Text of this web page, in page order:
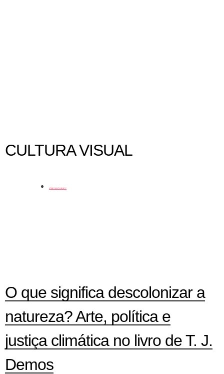
CULTURA VISUAL
coluna
O que significa descolonizar a
natureza? Arte, política e
justiça climática no livro de T. J.
Demos